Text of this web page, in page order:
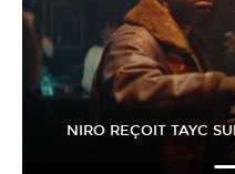
NIRO REÇOIT TAYC